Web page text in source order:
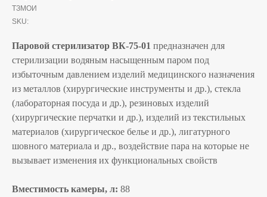
ТЗМОИ
SKU:
Паровой стерилизатор ВК-75-01 предназначен для
стерилизации водяным насыщенным паром под
избыточным давлением изделий медицинского назначения
из металлов (хирургические инструменты и др.), стекла
(лабораторная посуда и др.), резиновых изделий
(хирургические перчатки и др.), изделий из текстильных
материалов (хирургическое белье и др.), лигатурного
шовного материала и др., воздействие пара на которые не
вызывает изменения их функциональных свойств
Вместимость камеры, л: 88